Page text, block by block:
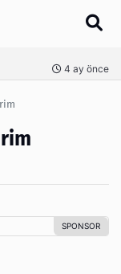
4 ay önce